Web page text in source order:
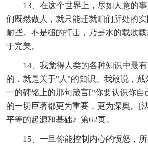
13、在这个世界上，尽如人意的事
们既然做人，就只能迁就咱们所处的
耐些。不是槌的打击，乃是水的载歌
于完美。
14、我觉得人类的各种知识中最有
的．就是关于"人"的知识。我敢说，戴
一的碑铭上的那句箴言["你要认识你自
的一切巨著都更为重要，更为深奥。[
平等的起源和基础》第62页。
15、一旦你能控制内心的愤怒，所